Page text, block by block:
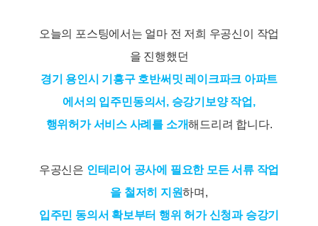
오늘의 포스팅에서는 얼마 전 저희 우공신이 작업
을 진행했던
경기 용인시 기흥구 호반써밋 레이크파크 아파트
에서의 입주민동의서, 승강기보양 작업,
행위허가 서비스 사례를 소개해드리려 합니다.
우공신은 인테리어 공사에 필요한 모든 서류 작업
을 철저히 지원하며,
입주민 동의서 확보부터 행위 허가 신청과 승강기